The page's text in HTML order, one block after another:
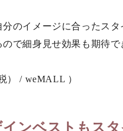
のイメージに合ったス
で細身見せ効果も期待で
） / weMALL ）
ンベストもス